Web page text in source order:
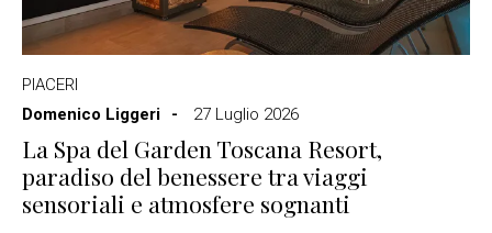
PIACERI
Domenico Liggeri
27 Luglio 2026
La Spa del Garden Toscana Resort,
paradiso del benessere tra viaggi
sensoriali e atmosfere sognanti